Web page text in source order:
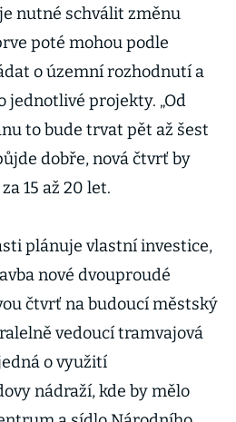
nutné schválit změnu
poté mohou podle
o územní rozhodnutí a
jednotlivé projekty. „Od
to bude trvat pět až šest
dobře, nová čtvrť by
15 až 20 let.
plánuje vlastní investice,
nové dvouproudé
čtvrť na budoucí městský
vedoucí tramvajová
o využití
nádraží, kde by mělo